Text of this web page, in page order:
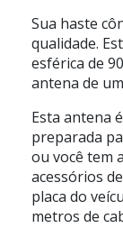
Sua haste
qualidade.
esférica de
antena de
Esta antena
preparada
ou você tem
acessórios
placa do
metros de